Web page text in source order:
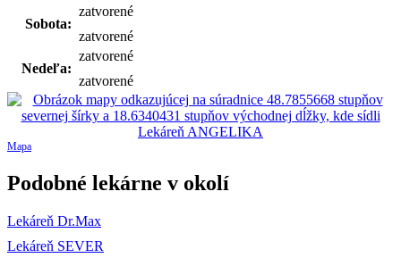
Sobota:
zatvorené
zatvorené
Nedeľa:
zatvorené
zatvorené
Mapa
Podobné lekárne v okolí
Lekáreň Dr.Max
Lekáreň SEVER